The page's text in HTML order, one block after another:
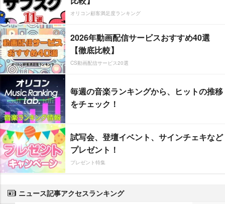
オリコン顧客満足度ランキング
2026年動画配信サービスおすすめ40選
【徹底比較】
CS動画配信サービス20選
毎週の音楽ランキングから、ヒットの推移
をチェック！
試写会、登壇イベント、サインチェキなど
プレゼント！
プレゼント特集
ニュース記事アクセスランキング